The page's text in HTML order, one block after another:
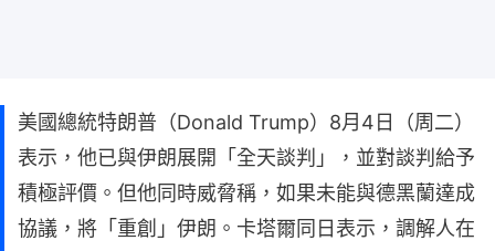
美國總統特朗普（Donald Trump）8月4日（周二）
表示，他已與伊朗展開「全天談判」，並對談判給予
積極評價。但他同時威脅稱，如果未能與德黑蘭達成
協議，將「重創」伊朗。卡塔爾同日表示，調解人在